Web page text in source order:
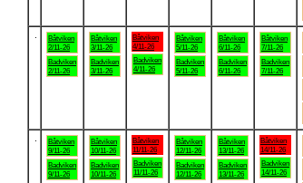
Båtviken
2/11-26
Badviken
2/11-26
Båtviken
3/11-26
Badviken
3/11-26
Båtviken
4/11-26
Badviken
4/11-26
Båtviken
5/11-26
Badviken
5/11-26
Båtviken
6/11-26
Badviken
6/11-26
Båtviken
7/11-26
Badviken
7/11-26
Båtviken
9/11-26
Badviken
9/11-26
Båtviken
10/11-26
Badviken
10/11-26
Båtviken
11/11-26
Badviken
11/11-26
Båtviken
12/11-26
Badviken
12/11-26
Båtviken
13/11-26
Badviken
13/11-26
Båtviken
14/11-26
Badviken
14/11-26